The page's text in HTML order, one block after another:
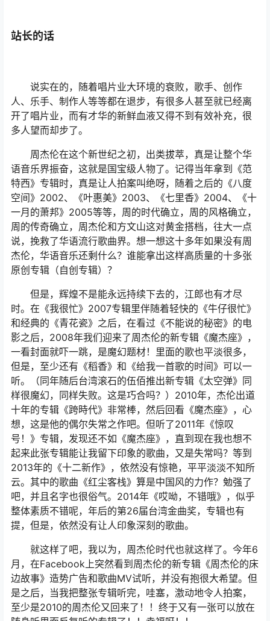
站长的话
说实在的，随着唱片业大环境的衰败，歌手、创作
人、乐手、制作人等等都在退步，有很多人甚至就已经离
开了唱片业，而有才华的新鲜血液又得不到有效补充，很
多人望而却步了。
周杰伦在这个新世纪之初，出类拔萃，真是让整个华
语音乐界振奋，这就是国宝级人物了。记得当年拿到《范
特西》专辑时，真是让人拍案叫绝呀，随着之后的《八度
空间》2002、《叶惠美》2003、《七里香》2004、《十
一月的萧邦》2005等等，周的时代确立，周的风格确立，
周的传奇确立，周杰伦和方文山这对黄金搭档，往大一点
说，挽救了华语流行歌曲界。想一想这十多年如果没有周
杰伦，华语音乐还剩什么？谁能拿出这样高质量的十多张
原创专辑（自创专辑）？
但是，辉煌不是能永远持续下去的，江郎也有才尽
时。在《我很忙》2007专辑里伴随着轻快的《牛仔很忙》
和经典的《青花瓷》之后，在看过《不能说的秘密》的电
影之后，2008年我们迎来了周杰伦的新专辑《魔杰座》，
一看封面就吓一跳，是魔幻题材！里面的歌也平淡很多，
但是，至少还有《稻香》和《给我一首歌的时间》可以一
听。（同年随后台湾滚石的伍佰推出新专辑《太空弹》同
样很魔幻，同样失败。这是巧合吗？）2010年，杰伦出道
十年的专辑《跨時代》非常棒，然后回看《魔杰座》，心
想，这是他的偶尔失常之作吧。但听了2011年《惊叹
号！》专辑，发现还不如《魔杰座》，直到现在我也想不
起来此张专辑能让我留下印象的歌曲，又是失常吗？等到
2013年的《十二新作》，依然没有惊艳，平平淡淡不知所
云。其中的歌曲《红尘客栈》算是中国风的力作？勉强了
吧，并且名字也很俗气。2014年《哎呦，不错哦》，似乎
整体素质不错呢，年后的第26届台湾金曲奖，专辑也有
提，但是，依然没有让人印象深刻的歌曲。
就这样了吧，我以为，周杰伦时代也就这样了。今年6
月，在Facebook上突然看到周杰伦的新专辑《周杰伦的床
边故事》造势广告和歌曲MV试听，并没有抱很大希望。但
是之后，当我把整张专辑听完，哇塞，激动地令人拍案，
至少是2010的周杰伦又回来了！！终于又有一张可以放在